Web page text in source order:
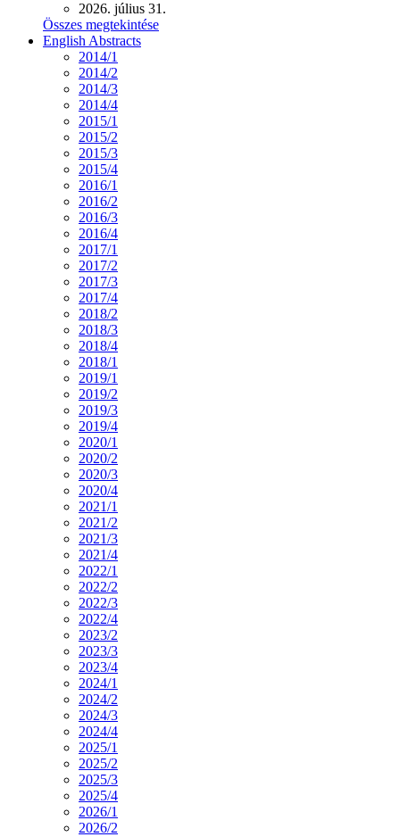
2026. július 31.
Összes megtekintése
English Abstracts
2014/1
2014/2
2014/3
2014/4
2015/1
2015/2
2015/3
2015/4
2016/1
2016/2
2016/3
2016/4
2017/1
2017/2
2017/3
2017/4
2018/2
2018/3
2018/4
2018/1
2019/1
2019/2
2019/3
2019/4
2020/1
2020/2
2020/3
2020/4
2021/1
2021/2
2021/3
2021/4
2022/1
2022/2
2022/3
2022/4
2023/2
2023/3
2023/4
2024/1
2024/2
2024/3
2024/4
2025/1
2025/2
2025/3
2025/4
2026/1
2026/2